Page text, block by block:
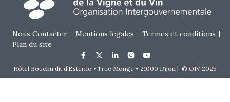
Footer menu
Nous Contacter Mentions légales
Termes et conditions
Plan du site
Hôtel Bouchu dit d’Esterno • 1 rue Monge • 21000 Dijon | © OIV 2025